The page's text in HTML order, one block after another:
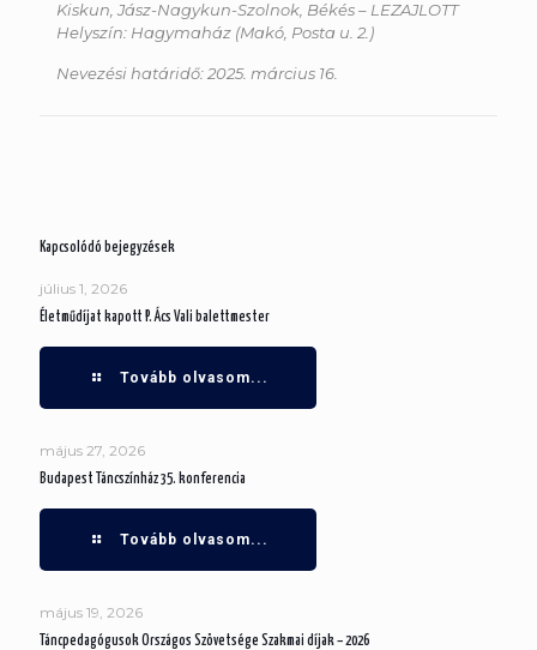
Kiskun, Jász-Nagykun-Szolnok, Békés – LEZAJLOTT
Helyszín: Hagymaház (Makó, Posta u. 2.)
Nevezési határidő: 2025. március 16.
Kapcsolódó bejegyzések
július 1, 2026
Életműdíjat kapott P. Ács Vali balettmester
Tovább olvasom...
május 27, 2026
Budapest Táncszínház 35. konferencia
Tovább olvasom...
május 19, 2026
Táncpedagógusok Országos Szövetsége Szakmai díjak – 2026